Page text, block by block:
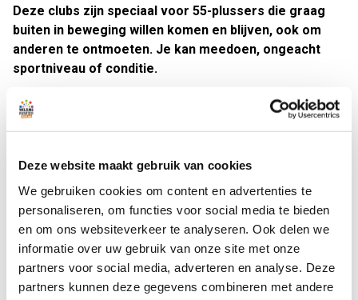
Deze website maakt gebruik van cookies
We gebruiken cookies om content en advertenties te
personaliseren, om functies voor social media te bieden
en om ons websiteverkeer te analyseren. Ook delen we
informatie over uw gebruik van onze site met onze
partners voor social media, adverteren en analyse. Deze
partners kunnen deze gegevens combineren met andere
Deze clubs zijn speciaal voor 55-plussers die graag
buiten in beweging willen komen en blijven, ook om
anderen te ontmoeten. Je kan meedoen, ongeacht
sportniveau of conditie.
Tevens ontvang je bij de eerste deelname een gratis
je past. Daarna kun je blijven deelnemen tegen een laag
bedrag. Gezelligheid tijdens én na het bewegen hoort er
altijd bij!
Leuk weetje
Uit onderzoek van de Leyden Academy on Vitality and
Aging blijkt dat elke €1 die in Vitality Clubs wordt